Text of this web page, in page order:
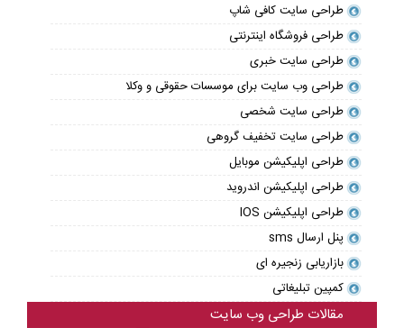
طراحی سایت کافی شاپ
طراحی فروشگاه اینترنتی
طراحی سایت خبری
طراحی وب سایت برای موسسات حقوقی و وکلا
طراحی سایت شخصی
طراحی سایت تخفیف گروهی
طراحی اپلیکیشن موبایل
طراحی اپلیکیشن اندروید
طراحی اپلیکیشن IOS
پنل ارسال sms
بازاریابی زنجیره ای
کمپین تبلیغاتی
مقالات طراحی وب سایت